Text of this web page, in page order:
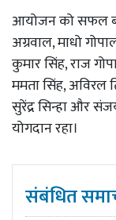
आयोजन को सफल
अग्रवाल, माधो
कुमार सिंह, राज
ममता सिंह, अविरल
सुरेंद्र सिन्हा और
योगदान रहा।
संबंधित